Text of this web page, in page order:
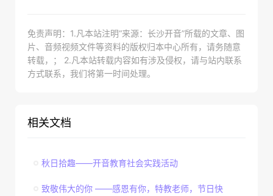
免责声明：1.凡本站注明“来源：长沙开音”所载的文章、图
片、音频视频文件等资料的版权归本中心所有，请务随意
转载，； 2.凡本站转载内容如有涉及侵权，请与站内联系
方式联系，我们将第一时间处理。
相关文档
秋日拾趣——开音教育社会实践活动
致敬伟大的你 ——感恩有你，特教老师，节日快